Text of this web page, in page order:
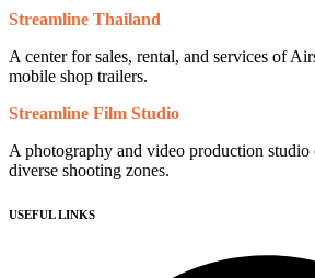
Streamline Thailand
A center for sales, rental, and services of
mobile shop trailers.
Streamline Film Studio
A photography and video production
diverse shooting zones.
USEFUL LINKS